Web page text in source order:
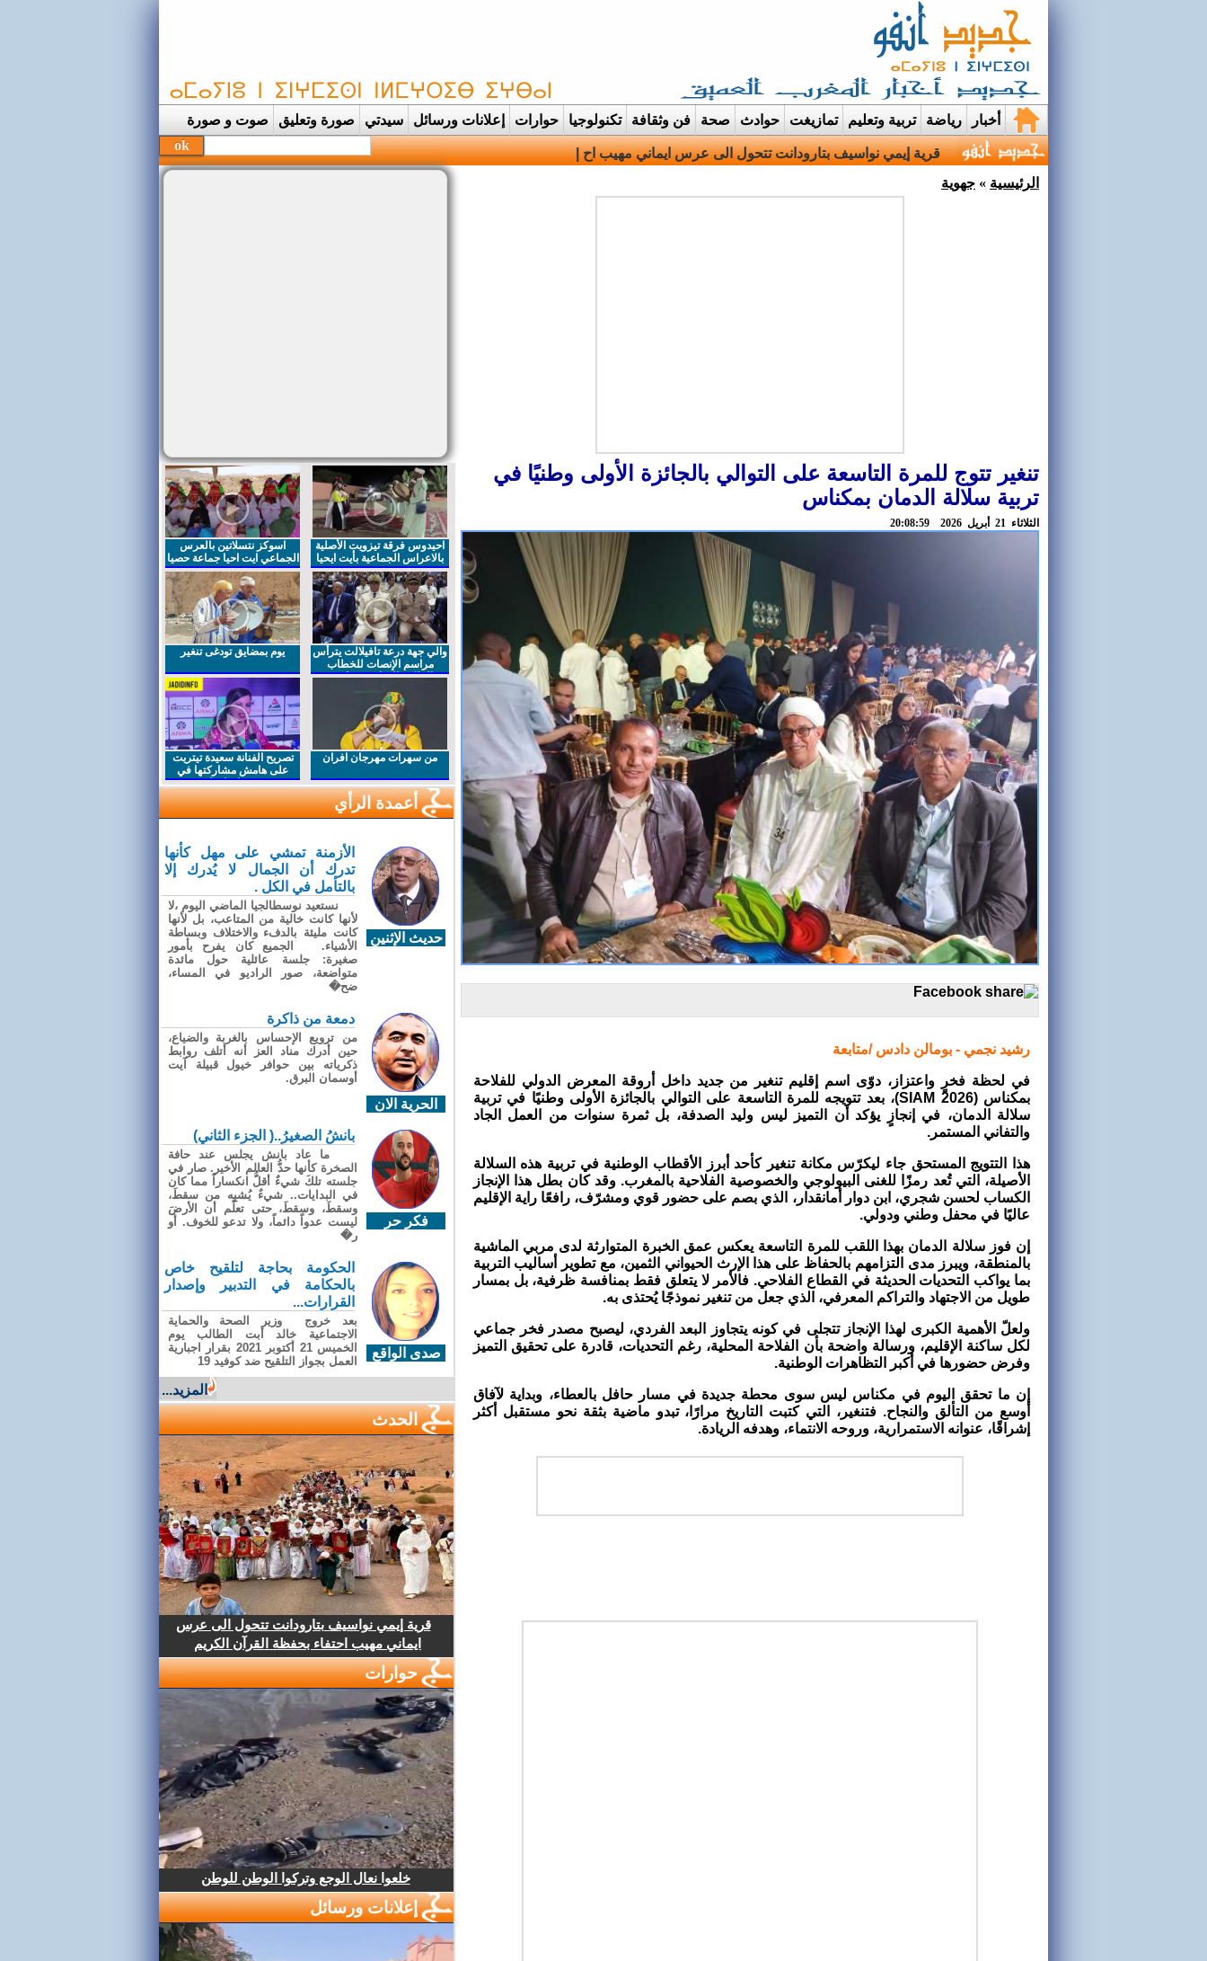
أخبار رياضة تربية وتعليم تمازيغت حوادث صحة فن وثقافة تكنولوجيا حوارات إعلانات ورسائل سيدتي صورة وتعليق صوت و صورة
قرية إيمي نواسيف بتارودانت تتحول الى عرس ايماني مهيب احتفاء بحفظة القرآن الكريم
الرئيسية » جهوية
تنغير تتوج للمرة التاسعة على التوالي بالجائزة الأولى وطنيًا في
تربية سلالة الدمان بمكناس
الثلاثاء 21 أبريل 2026 20:08:59
رشيد نجمي - بومالن دادس /متابعة
في لحظة فخرٍ واعتزاز، دوّى اسم إقليم تنغير من جديد داخل أروقة المعرض الدولي للفلاحة
بمكناس (SIAM 2026)، بعد تتويجه للمرة التاسعة على التوالي بالجائزة الأولى وطنيًا في تربية
سلالة الدمان، في إنجازٍ يؤكد أن التميز ليس وليد الصدفة، بل ثمرة سنوات من العمل الجاد
والتفاني المستمر.
هذا التتويج المستحق جاء ليكرّس مكانة تنغير كأحد أبرز الأقطاب الوطنية في تربية هذه السلالة
الأصيلة، التي تُعد رمزًا للغنى البيولوجي والخصوصية الفلاحية بالمغرب. وقد كان بطل هذا الإنجاز
الكساب لحسن شجري، ابن دوار أمانقدار، الذي بصم على حضور قوي ومشرّف، رافعًا راية الإقليم
عاليًا في محفل وطني ودولي.
إن فوز سلالة الدمان بهذا اللقب للمرة التاسعة يعكس عمق الخبرة المتوارثة لدى مربي الماشية
بالمنطقة، ويبرز مدى التزامهم بالحفاظ على هذا الإرث الحيواني الثمين، مع تطوير أساليب التربية
بما يواكب التحديات الحديثة في القطاع الفلاحي. فالأمر لا يتعلق فقط بمنافسة ظرفية، بل بمسار
طويل من الاجتهاد والتراكم المعرفي، الذي جعل من تنغير نموذجًا يُحتذى به.
ولعلّ الأهمية الكبرى لهذا الإنجاز تتجلى في كونه يتجاوز البعد الفردي، ليصبح مصدر فخر جماعي
لكل ساكنة الإقليم، ورسالة واضحة بأن الفلاحة المحلية، رغم التحديات، قادرة على تحقيق التميز
وفرض حضورها في أكبر التظاهرات الوطنية.
إن ما تحقق اليوم في مكناس ليس سوى محطة جديدة في مسار حافل بالعطاء، وبداية لآفاق
أوسع من التألق والنجاح. فتنغير، التي كتبت التاريخ مرارًا، تبدو ماضية بثقة نحو مستقبل أكثر
إشراقًا، عنوانه الاستمرارية، وروحه الانتماء، وهدفه الريادة.
احيدوس فرقة تيزويت الأصلية
بالاعراس الجماعية بأيت ايحيا
اسوكز نتسلاتين بالعرس
الجماعي ايت احيا جماعة حصيا
والي جهة درعة تافيلالت يترأس
مراسم الإنصات للخطاب
الملكي السامي بمناسبة
يوم بمضايق تودغى تنغير
من سهرات مهرجان افران
تصريح الفنانة سعيدة تيتريت
على هامش مشاركتها في
مهرجان افران
أعمدة الرأي
حديث الإثنين
الأزمنة تمشي على مهل كأنها
تدرك أن الجمال لا يُدرك إلا
بالتأمل في الكل .
نستعيد نوسطالجيا الماضي اليوم ،لا
لأنها كانت خالية من المتاعب، بل لأنها
كانت مليئة بالدفء والاختلاف وبساطة
الأشياء. الجميع كان يفرح بأمور
صغيرة: جلسة عائلية حول مائدة
متواضعة، صور الراديو في المساء،
ضح�
الحرية الان
دمعة من ذاكرة
من ترويع الإحساس بالغربة والضياع،
حين أدرك مناد العز أنه أتلف روابط
ذكرياته بين حوافر خيول قبيلة آيت
أوسمان البرق.
فكر حر
بانشُ الصغيرُ..( الجزء الثاني)
ما عاد بانش يجلس عند حافة
الصخرة كأنها حدُّ العالم الأخير. صار في
جلسته تلكَ شيءٌ أقلُّ انكساراً مما كان
في البدايات.. شيءٌ يُشبِه من سقطَ،
وسقطَ، وسقطَ، حتى تعلّم أن الأرضَ
ليست عدواً دائماً، ولا تدعو للخوف. أو
ر�
صدى الواقع
الحكومة بحاجة لتلقيح خاص
بالحكامة في التدبير وإصدار
القرارات...
بعد خروج وزير الصحة والحماية
الاجتماعية خالد أبت الطالب يوم
الخميس 21 أكتوبر 2021 بقرار اجبارية
العمل بجواز التلقيح ضد كوفيد 19
المزيد...
الحدث
قرية إيمي نواسيف بتارودانت تتحول الى عرس
ايماني مهيب احتفاء بحفظة القرآن الكريم
حوارات
خلعوا نعال الوجع وتركوا الوطن للوطن
إعلانات ورسائل